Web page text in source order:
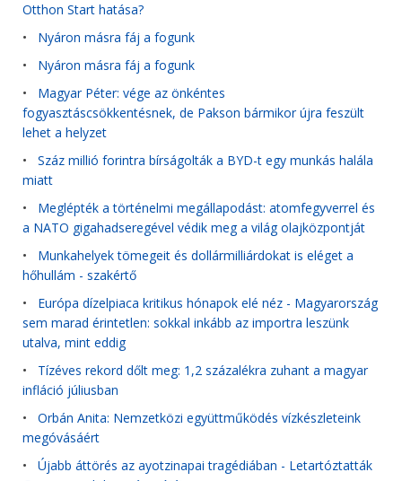
Otthon Start hatása?
• Nyáron másra fáj a fogunk
• Nyáron másra fáj a fogunk
• Magyar Péter: vége az önkéntes
fogyasztáscsökkentésnek, de Pakson bármikor újra feszült
lehet a helyzet
• Száz millió forintra bírságolták a BYD-t egy munkás halála
miatt
• Meglépték a történelmi megállapodást: atomfegyverrel és
a NATO gigahadseregével védik meg a világ olajközpontját
• Munkahelyek tömegeit és dollármilliárdokat is eléget a
hőhullám - szakértő
• Európa dízelpiaca kritikus hónapok elé néz - Magyarország
sem marad érintetlen: sokkal inkább az importra leszünk
utalva, mint eddig
• Tízéves rekord dőlt meg: 1,2 százalékra zuhant a magyar
infláció júliusban
• Orbán Anita: Nemzetközi együttműködés vízkészleteink
megóvásáért
• Újabb áttörés az ayotzinapai tragédiában - Letartóztatták